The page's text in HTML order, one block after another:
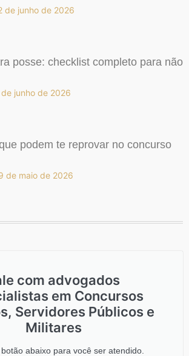
de junho de 2026
posse: checklist completo para não
junho de 2026
podem te reprovar no concurso
de maio de 2026
com advogados
em Concursos
Servidores Públicos e
Militares
abaixo para você ser atendido.